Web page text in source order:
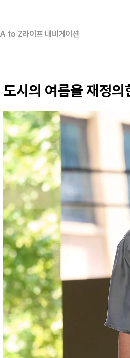
A to Z라이프 내비게이션
도시의 여름을 재정